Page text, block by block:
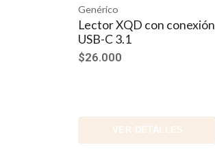
Genérico
Lector XQD con conexión
USB-C 3.1
$26.000
VER DETALLES